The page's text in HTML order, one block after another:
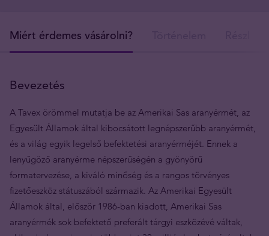
Miért érdemes vásárolni?
Bevezetés
A Tavex örömmel mutatja be az Amerikai Sas aranyérmét, az
Egyesült Államok által kibocsátott legnépszerűbb aranyérmét,
és a világ egyik legelső befektetési aranyérméjét. Ennek a
lenyűgöző aranyérme népszerűségén a gyönyörű
formatervezése, a kiváló minőség és a rangos törvényes
fizetőeszköz státuszából származik. Az Amerikai Egyesült
Államok által, először 1986-ban kiadott, Amerikai Sas
aranyérmék sok befektető preferált tárgyi eszközévé váltak,